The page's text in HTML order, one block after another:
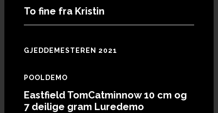
To fine fra Kristin
GJEDDEMESTEREN 2021
POOLDEMO
Eastfield TomCatminnow 10 cm og
7 deilige gram Luredemo